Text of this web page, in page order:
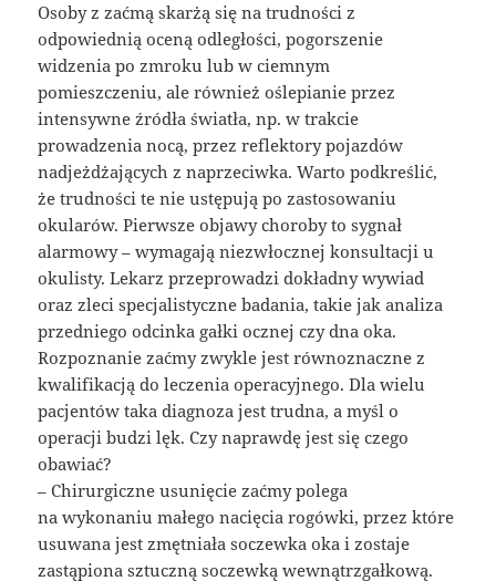
Osoby z zaćmą skarżą się na trudności z
odpowiednią oceną odległości, pogorszenie
widzenia po zmroku lub w ciemnym
pomieszczeniu, ale również oślepianie przez
intensywne źródła światła, np. w trakcie
prowadzenia nocą, przez reflektory pojazdów
nadjeżdżających z naprzeciwka. Warto podkreślić,
że trudności te nie ustępują po zastosowaniu
okularów. Pierwsze objawy choroby to sygnał
alarmowy – wymagają niezwłocznej konsultacji u
okulisty. Lekarz przeprowadzi dokładny wywiad
oraz zleci specjalistyczne badania, takie jak analiza
przedniego odcinka gałki ocznej czy dna oka.
Rozpoznanie zaćmy zwykle jest równoznaczne z
kwalifikacją do leczenia operacyjnego. Dla wielu
pacjentów taka diagnoza jest trudna, a myśl o
operacji budzi lęk. Czy naprawdę jest się czego
obawiać?
– Chirurgiczne usunięcie zaćmy polega
na wykonaniu małego nacięcia rogówki, przez które
usuwana jest zmętniała soczewka oka i zostaje
zastąpiona sztuczną soczewką wewnątrzgałkową.